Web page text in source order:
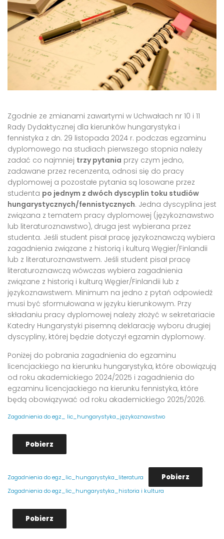
Zgodnie ze zmianami zawartymi w Uchwałach nr 10 i 11
Rady Dydaktycznej dla kierunków hungarystyka i
fennistyka z dn. 29 listopada 2024 r. podczas egzaminu
dyplomowego na studiach pierwszego stopnia należy
zadać co najmniej trzy pytania przy czym jedno,
zadawane przez recenzenta, odnosi się do pracy
dyplomowej a pozostałe pytania są losowane przez
studenta po jednym z dwóch dyscyplin toku studiów
hungarystycznych/fennistycznych. Jedna dyscyplina jest
związana z tematem pracy dyplomowej (językoznawstwo
lub literaturoznawstwo), druga jest wybierana przez
studenta. Jeśli student pisał pracę językoznawczą wybiera
zagadnienia związane z historią i kulturą Węgier/Finlandii
lub z literaturoznawstwem. Jeśli student pisał pracę
literaturoznawczą wówczas wybiera zagadnienia
związane z historią i kulturą Węgier/Finlandii lub z
językoznawstwem. Minimum na jedno z pytań odpowiedź
musi być sformułowana w języku kierunkowym. Przy
składaniu pracy dyplomowej należy złożyć w sekretariacie
Katedry Hungarystyki pisemną deklarację wyboru drugiej
dyscypliny, której będzie dotyczył egzamin dyplomowy.
Poniżej do pobrania zagadnienia do egzaminu
licencjackiego na kierunku hungarystyka, które obowiązują
od roku akademickiego 2024/2025 i zagadnienia do
egzaminu licencjackiego na kierunku fennistyka, które
będą obowiązywać od roku akademickiego 2025/2026.
Zagadnienia do egz_ lic_hungarystyka_językoznawstwo
Pobierz
Zagadnienia do egz_lic_hungarystyka_literatura Pobierz
Zagadnienia do egz_lic_hungarystyka_historia i kultura
Pobierz